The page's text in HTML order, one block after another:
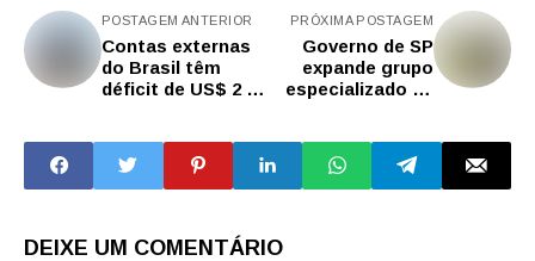
POSTAGEM ANTERIOR
Contas externas
do Brasil têm
déficit de US$ 2 bi
PRÓXIMA POSTAGEM
Governo de SP
expande grupo
especializado de
segurança no
campo
DEIXE UM COMENTÁRIO